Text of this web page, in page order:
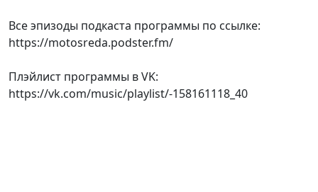
Все эпизоды подкаста программы по ссылке:
https://motosreda.podster.fm/
Плэйлист программы в VK:
https://vk.com/music/playlist/-158161118_40